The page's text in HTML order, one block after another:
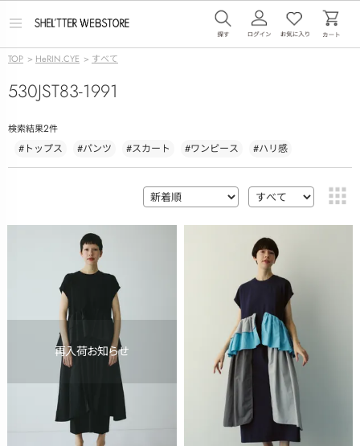
メ
ー
開
く
TOP > HeRIN.CYE > すべて
530JST83-1991
検索結果2件
#トップス #パンツ #スカート #ワンピース #ハリ感